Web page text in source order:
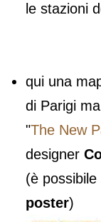
le stazioni
qui una
di Parigi
"The New
designer
(è
poster)